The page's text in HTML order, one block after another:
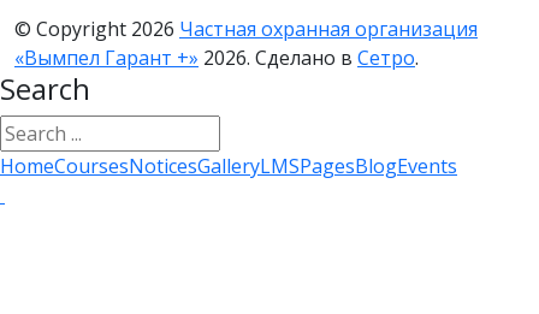
1.2. Настоящая политика Оператора в отношении
обработки персональных данных (далее - Политика)
применяется ко всей информации, которую
Оператор может получить о посетителях веб-сайта
https://vimpelsb.ru/
2. Основные понятия, используемые в Политике
© Copyright 2026 Частная охранная организация
«Вымпел Гарант +» 2026. Сделано в Сетро.
Search
HomeCoursesNoticesGalleryLMSPagesBlogEvents